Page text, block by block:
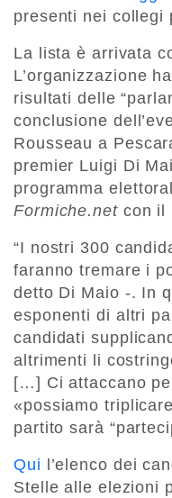
presenti nei collegi
La lista è arrivata
L’organizzazione
risultati delle
conclusione
Rousseau a
premier Luigi Di
programma
Formiche.netcon il
“I nostri 300
faranno tremare i
detto Di Maio -. In
esponenti di altri
candidati
altrimenti li
[…] Ci attaccano
«possiamo
partito sarà
Qui l’elenco dei
Stelle alle elezioni